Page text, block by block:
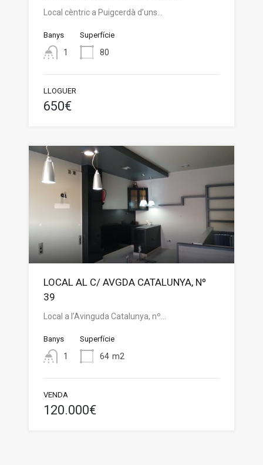
Local cèntric a Puigcerdà d’uns…
Banys
1
Superfície
80
LLOGUER
650€
LOCAL AL C/ AVGDA CATALUNYA, Nº
39
Local a l’Avinguda Catalunya, nº…
Banys
1
Superfície
64 m2
VENDA
120.000€